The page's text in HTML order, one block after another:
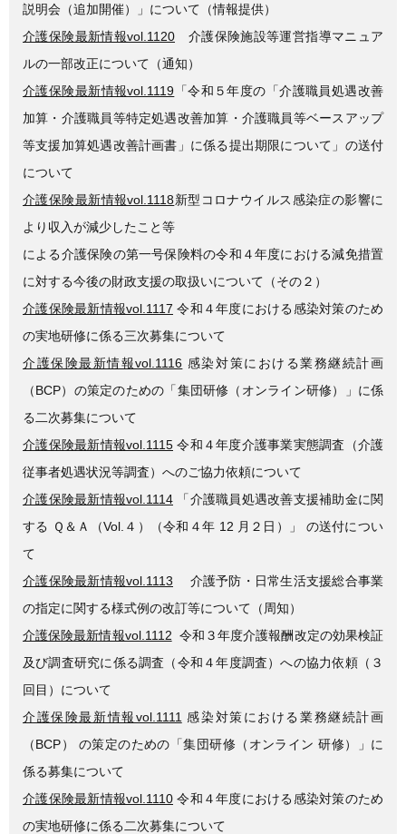
説明会（追加開催）」について（情報提供）
介護保険最新情報vol.1120 介護保険施設等運営指導マニュア
ルの一部改正について（通知）
介護保険最新情報vol.1119 「令和５年度の「介護職員処遇改善
加算・介護職員等特定処遇改善加算・介護職員等ベースアップ
等支援加算処遇改善計画書」に係る提出期限について」の送付
について
介護保険最新情報vol.1118新型コロナウイルス感染症の影響に
より収入が減少したこと等
による介護保険の第一号保険料の令和４年度における減免措置
に対する今後の財政支援の取扱いについて（その２）
介護保険最新情報vol.1117 令和４年度における感染対策のため
の実地研修に係る三次募集について
介護保険最新情報vol.1116 感染対策における業務継続計画
（BCP）の策定のための「集団研修（オンライン研修）」に係
る二次募集について
介護保険最新情報vol.1115 令和４年度介護事業実態調査（介護
従事者処遇状況等調査）へのご協力依頼について
介護保険最新情報vol.1114 「介護職員処遇改善支援補助金に関
する Ｑ＆Ａ（Vol.４）（令和４年 12 月２日）」 の送付につい
て
介護保険最新情報vol.1113 介護予防・日常生活支援総合事業
の指定に関する様式例の改訂等について（周知）
介護保険最新情報vol.1112 令和３年度介護報酬改定の効果検証
及び調査研究に係る調査（令和４年度調査）への協力依頼（３
回目）について
介護保険最新情報vol.1111 感染対策における業務継続計画
（BCP） の策定のための「集団研修（オンライン 研修）」に
係る募集について
介護保険最新情報vol.1110 令和４年度における感染対策のため
の実地研修に係る二次募集について